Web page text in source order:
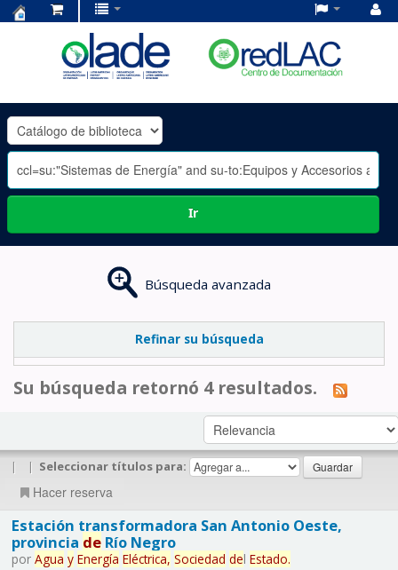
OLADE
-
Ir
Búsqueda avanzada
Refinar su búsqueda
Su búsqueda retornó 4 resultados.
| | Seleccionar títulos para:
Hacer reserva
Estación transformadora San Antonio Oeste,
provincia deRío Negro
por Agua y Energía Eléctrica, Sociedad del Estado.